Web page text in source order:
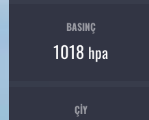
BASINÇ
1018 hpa
ÇIY